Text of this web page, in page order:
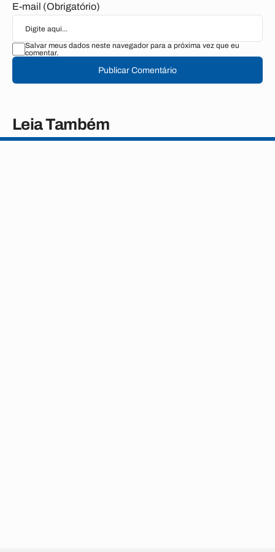
E-mail (Obrigatório)
Salvar meus dados neste navegador para a próxima vez que eu
comentar.
Publicar Comentário
Leia Também